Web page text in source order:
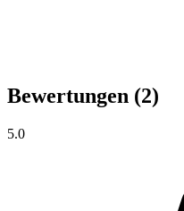
Bewertungen (2)
5.0